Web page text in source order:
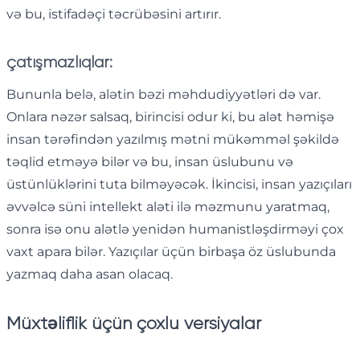
və bu, istifadəçi təcrübəsini artırır.
çatışmazlıqlar:
Bununla belə, alətin bəzi məhdudiyyətləri də var.
Onlara nəzər salsaq, birincisi odur ki, bu alət həmişə
insan tərəfindən yazılmış mətni mükəmməl şəkildə
təqlid etməyə bilər və bu, insan üslubunu və
üstünlüklərini tuta bilməyəcək. İkincisi, insan yazıçıları
əvvəlcə süni intellekt aləti ilə məzmunu yaratmaq,
sonra isə onu alətlə yenidən humanistləşdirməyi çox
vaxt apara bilər. Yazıçılar üçün birbaşa öz üslubunda
yazmaq daha asan olacaq.
Müxtəliflik üçün çoxlu versiyalar